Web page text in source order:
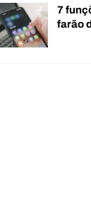
7
farão